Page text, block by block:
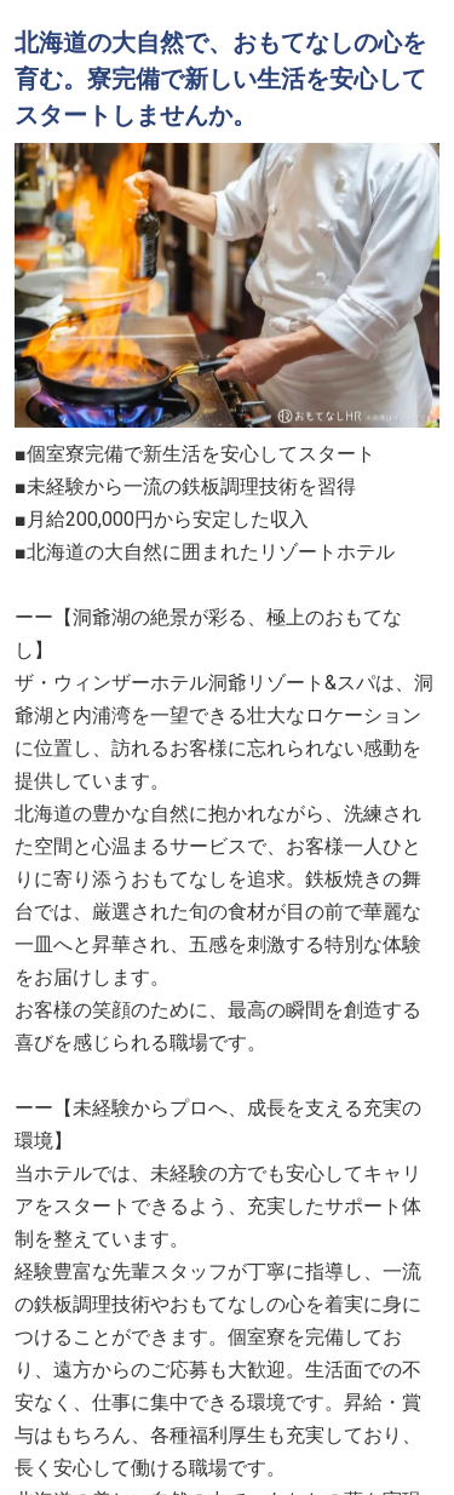
北海道の大自然で、おもてなしの心を
育む。寮完備で新しい生活を安心して
スタートしませんか。
■個室寮完備で新生活を安心してスタート
■未経験から一流の鉄板調理技術を習得
■月給200,000円から安定した収入
■北海道の大自然に囲まれたリゾートホテル
ーー【洞爺湖の絶景が彩る、極上のおもてな
し】
ザ・ウィンザーホテル洞爺リゾート&スパは、洞
爺湖と内浦湾を一望できる壮大なロケーション
に位置し、訪れるお客様に忘れられない感動を
提供しています。
北海道の豊かな自然に抱かれながら、洗練され
た空間と心温まるサービスで、お客様一人ひと
りに寄り添うおもてなしを追求。鉄板焼きの舞
台では、厳選された旬の食材が目の前で華麗な
一皿へと昇華され、五感を刺激する特別な体験
をお届けします。
お客様の笑顔のために、最高の瞬間を創造する
喜びを感じられる職場です。
ーー【未経験からプロへ、成長を支える充実の
環境】
当ホテルでは、未経験の方でも安心してキャリ
アをスタートできるよう、充実したサポート体
制を整えています。
経験豊富な先輩スタッフが丁寧に指導し、一流
の鉄板調理技術やおもてなしの心を着実に身に
つけることができます。個室寮を完備してお
り、遠方からのご応募も大歓迎。生活面での不
安なく、仕事に集中できる環境です。昇給・賞
与はもちろん、各種福利厚生も充実しており、
長く安心して働ける職場です。